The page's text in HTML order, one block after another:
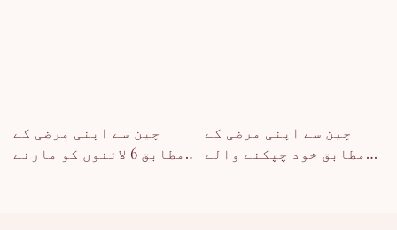
چین سے اپنی مرضی کے
مطابق 6 لائنوں کو مارنے
چین سے اپنی مرضی کے
مطابق خود چپکنے والے